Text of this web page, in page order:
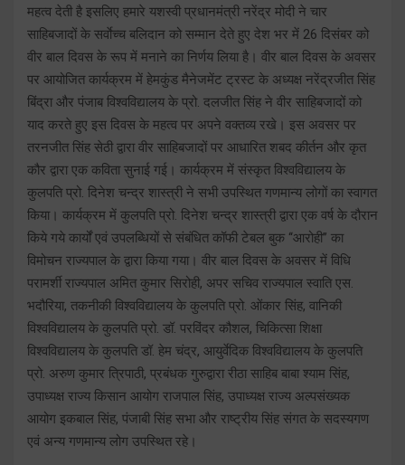
महत्व देती है इसलिए हमारे यशस्वी प्रधानमंत्री नरेंद्र मोदी ने चार
साहिबजादों के सर्वाेच्च बलिदान को सम्मान देते हुए देश भर में 26 दिसंबर को
वीर बाल दिवस के रूप में मनाने का निर्णय लिया है। वीर बाल दिवस के अवसर
पर आयोजित कार्यक्रम में हेमकुंड मैनेजमेंट ट्रस्ट के अध्यक्ष नरेंद्रजीत सिंह
बिंद्रा और पंजाब विश्वविद्यालय के प्रो. दलजीत सिंह ने वीर साहिबजादों को
याद करते हुए इस दिवस के महत्व पर अपने वक्तव्य रखे। इस अवसर पर
तरनजीत सिंह सेठी द्वारा वीर साहिबजादों पर आधारित शबद कीर्तन और कृत
कौर द्वारा एक कविता सुनाई गई। कार्यक्रम में संस्कृत विश्वविद्यालय के
कुलपति प्रो. दिनेश चन्द्र शास्त्री ने सभी उपस्थित गणमान्य लोगों का स्वागत
किया। कार्यक्रम में कुलपति प्रो. दिनेश चन्द्र शास्त्री द्वारा एक वर्ष के दौरान
किये गये कार्यों एवं उपलब्धियों से संबंधित कॉफी टेबल बुक ‘‘आरोही’’ का
विमोचन राज्यपाल के द्वारा किया गया। वीर बाल दिवस के अवसर में विधि
परामर्शी राज्यपाल अमित कुमार सिरोही, अपर सचिव राज्यपाल स्वाति एस.
भदौरिया, तकनीकी विश्वविद्यालय के कुलपति प्रो. ओंकार सिंह, वानिकी
विश्वविद्यालय के कुलपति प्रो. डॉ. परविंदर कौशल, चिकित्सा शिक्षा
विश्वविद्यालय के कुलपति डॉ. हेम चंद्र, आयुर्वेदिक विश्वविद्यालय के कुलपति
प्रो. अरुण कुमार त्रिपाठी, प्रबंधक गुरुद्वारा रीठा साहिब बाबा श्याम सिंह,
उपाध्यक्ष राज्य किसान आयोग राजपाल सिंह, उपाध्यक्ष राज्य अल्पसंख्यक
आयोग इकबाल सिंह, पंजाबी सिंह सभा और राष्ट्रीय सिंह संगत के सदस्यगण
एवं अन्य गणमान्य लोग उपस्थित रहे।